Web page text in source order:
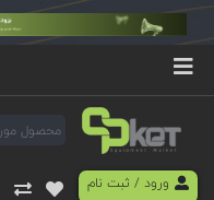
ورود/ ثبت نام